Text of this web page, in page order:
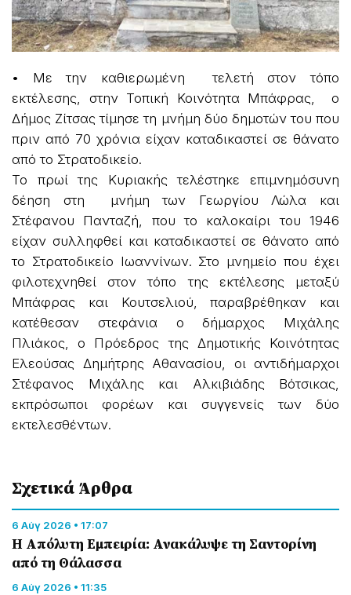
• Με την καθιερωμένη τελετή στον τόπο
εκτέλεσης, στην Τοπική Κοινότητα Μπάφρας, ο
Δήμος Ζίτσας τίμησε τη μνήμη δύο δημοτών του που
πριν από 70 χρόνια είχαν καταδικαστεί σε θάνατο
από το Στρατοδικείο.
Το πρωί της Κυριακής τελέστηκε επιμνημόσυνη
δέηση στη μνήμη των Γεωργίου Λώλα και
Στέφανου Πανταζή, που το καλοκαίρι του 1946
είχαν συλληφθεί και καταδικαστεί σε θάνατο από
το Στρατοδικείο Ιωαννίνων. Στο μνημείο που έχει
φιλοτεχνηθεί στον τόπο της εκτέλεσης μεταξύ
Μπάφρας και Κουτσελιού, παραβρέθηκαν και
κατέθεσαν στεφάνια ο δήμαρχος Μιχάλης
Πλιάκος, ο Πρόεδρος της Δημοτικής Κοινότητας
Ελεούσας Δημήτρης Αθανασίου, οι αντιδήμαρχοι
Στέφανος Μιχάλης και Αλκιβιάδης Βότσικας,
εκπρόσωποι φορέων και συγγενείς των δύο
εκτελεσθέντων.
Σχετικά Άρθρα
6 Αύγ 2026 • 17:07
Η Απόλυτη Εμπειρία: Ανακάλυψε τη Σαντορίνη
από τη Θάλασσα
6 Αύγ 2026 • 11:35